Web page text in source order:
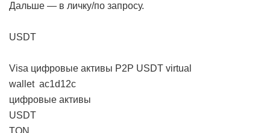
Дальше — в личку/по запросу.
USDT
Visa цифровые активы P2P USDT virtual
walletac1d12c
цифровые активы
USDT
TON